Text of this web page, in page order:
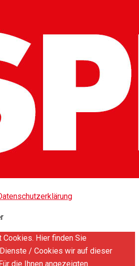
Hier finden Sie
/ Cookies wir auf dieser
die Ihnen angezeigten